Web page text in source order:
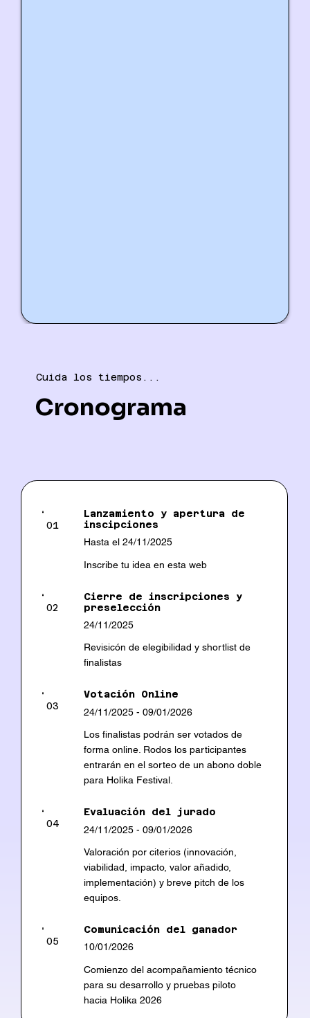
Cuida los tiempos...
Cronograma
01
Lanzamiento y apertura de
inscipciones
Inscribe tu idea en esta web
Hasta el 24/11/2025
02
Cierre de inscripciones y
preselección
Revisicón de elegibilidad y shortlist de
finalistas
24/11/2025
03
Votación Online
Los finalistas podrán ser votados de
forma online. Rodos los participantes
entrarán en el sorteo de un abono doble
para Holika Festival.
24/11/2025 - 09/01/2026
04
Evaluación del jurado
Valoración por citerios (innovación,
viabilidad, impacto, valor añadido,
implementación) y breve pitch de los
equipos.
24/11/2025 - 09/01/2026
05
Comunicación del ganador
Comienzo del acompañamiento técnico
para su desarrollo y pruebas piloto
hacia Holika 2026
10/01/2026